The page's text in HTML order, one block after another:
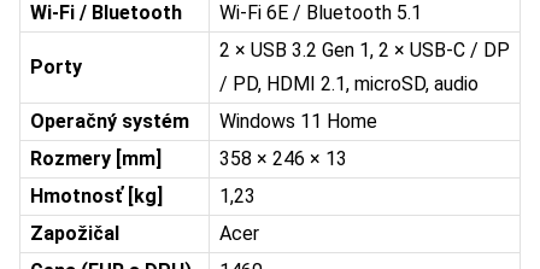
Wi-Fi / Bluetooth
Wi-Fi 6E / Bluetooth 5.1
Porty
2 × USB 3.2 Gen 1, 2 × USB-C / DP
/ PD, HDMI 2.1, microSD, audio
Operačný systém
Windows 11 Home
Rozmery [mm]
358 × 246 × 13
Hmotnosť [kg]
1,23
Zapožičal
Acer